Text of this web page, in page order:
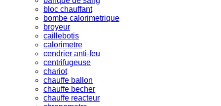
bloc chauffant
bombe calorimetrique
broyeur
caillebotis
calorimetre
cendrier anti-feu
centrifugeuse
chariot
chauffe ballon
chauffe becher
chauffe reacteur